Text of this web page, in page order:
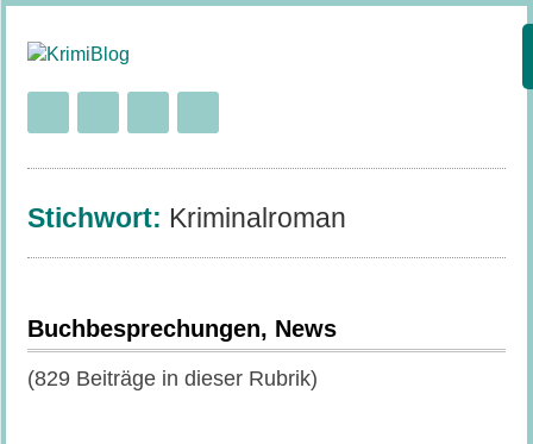
Stichwort: Kriminalroman
Buchbesprechungen, News
(829 Beiträge in dieser Rubrik)